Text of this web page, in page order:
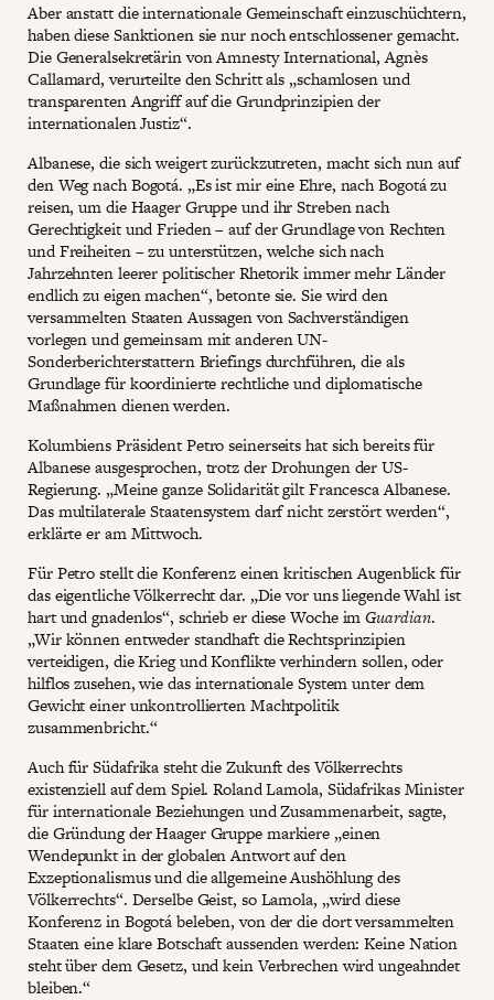
Aber anstatt die internationale Gemeinschaft einzuschüchtern,
haben diese Sanktionen sie nur noch entschlossener gemacht.
Die Generalsekretärin von Amnesty International, Agnès
Callamard, verurteilte den Schritt als „schamlosen und
transparenten Angriff auf die Grundprinzipien der
internationalen Justiz“.
Albanese, die sich weigert zurückzutreten, macht sich nun auf
den Weg nach Bogotá. „Es ist mir eine Ehre, nach Bogotá zu
reisen, um die Haager Gruppe und ihr Streben nach
Gerechtigkeit und Frieden – auf der Grundlage von Rechten
und Freiheiten – zu unterstützen, welche sich nach
Jahrzehnten leerer politischer Rhetorik immer mehr Länder
endlich zu eigen machen“, betonte sie. Sie wird den
versammelten Staaten Aussagen von Sachverständigen
vorlegen und gemeinsam mit anderen UN-
Sonderberichterstattern Briefings durchführen, die als
Grundlage für koordinierte rechtliche und diplomatische
Maßnahmen dienen werden.
Kolumbiens Präsident Petro seinerseits hat sich bereits für
Albanese ausgesprochen, trotz der Drohungen der US-
Regierung. „Meine ganze Solidarität gilt Francesca Albanese.
Das multilaterale Staatensystem darf nicht zerstört werden“,
erklärte er am Mittwoch.
Für Petro stellt die Konferenz einen kritischen Augenblick für
das eigentliche Völkerrecht dar. „Die vor uns liegende Wahl ist
hart und gnadenlos“, schrieb er diese Woche imGuardian.
„Wir können entweder standhaft die Rechtsprinzipien
verteidigen, die Krieg und Konflikte verhindern sollen, oder
hilflos zusehen, wie das internationale System unter dem
Gewicht einer unkontrollierten Machtpolitik
zusammenbricht.“
Auch für Südafrika steht die Zukunft des Völkerrechts
existenziell auf dem Spiel. Roland Lamola, Südafrikas Minister
für internationale Beziehungen und Zusammenarbeit, sagte,
die Gründung der Haager Gruppe markiere „einen
Wendepunkt in der globalen Antwort auf den
Exzeptionalismus und die allgemeine Aushöhlung des
Völkerrechts“. Derselbe Geist, so Lamola, „wird diese
Konferenz in Bogotá beleben, von der die dort versammelten
Staaten eine klare Botschaft aussenden werden: Keine Nation
steht über dem Gesetz, und kein Verbrechen wird ungeahndet
bleiben.“